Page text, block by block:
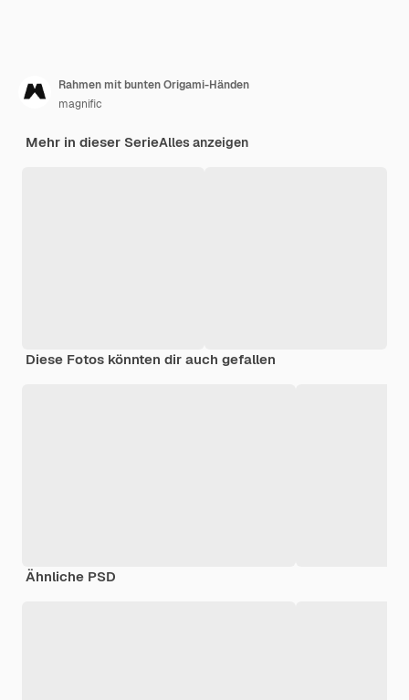
Rahmen mit bunten Origami-Händen
magnific
Mehr in dieser SerieAlles anzeigen
Diese Fotos könnten dir auch gefallen
Ähnliche PSD